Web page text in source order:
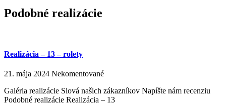
Podobné realizácie
Realizácia – 13 – rolety
21. mája 2024 Nekomentované
Galéria realizácie Slová našich zákazníkov Napíšte nám recenziu
Podobné realizácie Realizácia – 13